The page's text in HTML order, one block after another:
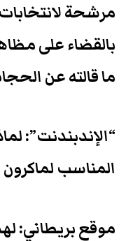
مرشحة
بالقضاء على
ما قالته عن
“الإندبندنت”:
المناسب
موقع بريطاني: